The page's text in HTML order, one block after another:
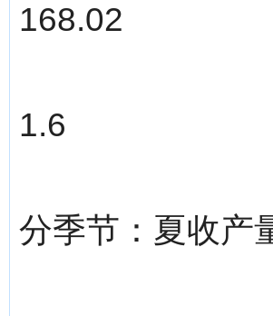
168.02
1.6
分季节：夏收产